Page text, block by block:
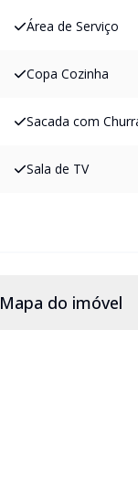
Área de Serviço
Copa Cozinha
Sacada com
Sala de TV
Mapa do imóvel